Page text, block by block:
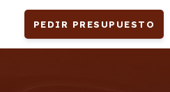
PEDIR PRESUPUESTO